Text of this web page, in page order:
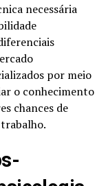
necessária
por meio
o conhecimento
chances de